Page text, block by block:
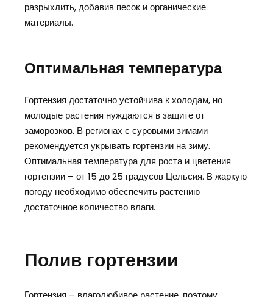
разрыхлить, добавив песок и органические
материалы.
Оптимальная температура
Гортензия достаточно устойчива к холодам, но
молодые растения нуждаются в защите от
заморозков. В регионах с суровыми зимами
рекомендуется укрывать гортензии на зиму.
Оптимальная температура для роста и цветения
гортензии – от 15 до 25 градусов Цельсия. В жаркую
погоду необходимо обеспечить растению
достаточное количество влаги.
Полив гортензии